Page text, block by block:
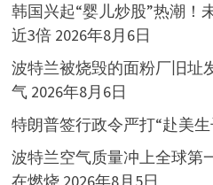
韩国兴起“婴儿炒股”热潮！
近3倍 2026年8月6日
波特兰被烧毁的面粉厂旧址
气 2026年8月6日
特朗普签行政令严打“赴美生
波特兰空气质量冲上全球第